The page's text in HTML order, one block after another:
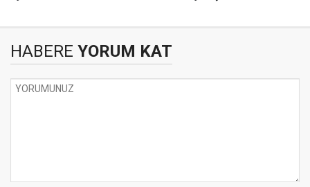
HABERE YORUM KAT